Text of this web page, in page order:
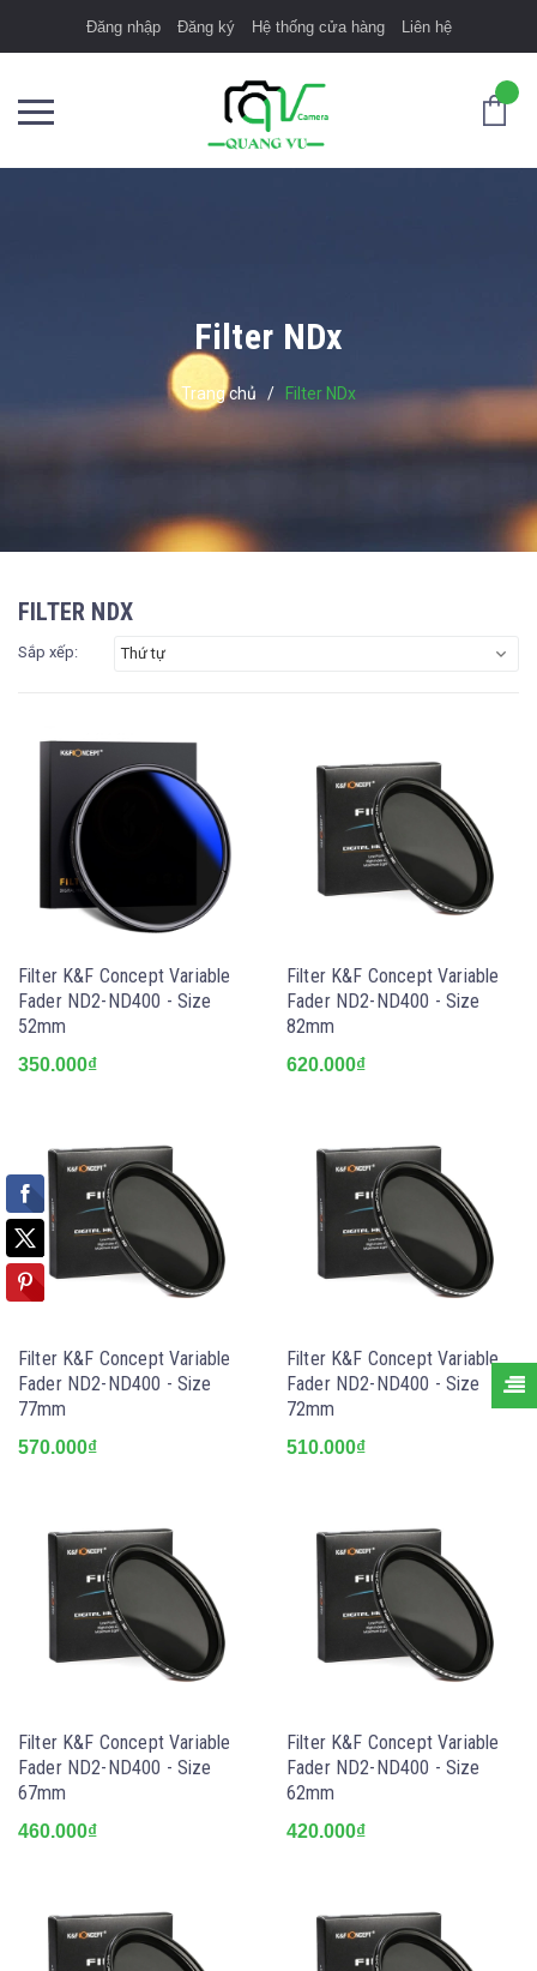
Đăng nhập Đăng ký Hệ thống cửa hàng Liên hệ
Filter NDx
Trang chủ / Filter NDx
FILTER NDX
Sắp xếp: Thứ tự
Filter K&F Concept Variable
Fader ND2-ND400 - Size
52mm
350.000₫
Filter K&F Concept Variable
Fader ND2-ND400 - Size
82mm
620.000₫
Filter K&F Concept Variable
Fader ND2-ND400 - Size
77mm
570.000₫
Filter K&F Concept Variable
Fader ND2-ND400 - Size
72mm
510.000₫
Filter K&F Concept Variable
Fader ND2-ND400 - Size
67mm
460.000₫
Filter K&F Concept Variable
Fader ND2-ND400 - Size
62mm
420.000₫